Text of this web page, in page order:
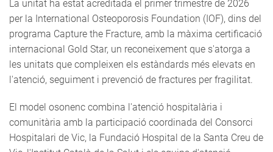
La unitat ha estat acreditada el primer trimestre de 2026
per la International Osteoporosis Foundation (IOF), dins del
programa Capture the Fracture, amb la màxima certificació
internacional Gold Star, un reconeixement que s'atorga a
les unitats que compleixen els estàndards més elevats en
l'atenció, seguiment i prevenció de fractures per fragilitat.
El model osonenc combina l'atenció hospitalària i
comunitària amb la participació coordinada del Consorci
Hospitalari de Vic, la Fundació Hospital de la Santa Creu de